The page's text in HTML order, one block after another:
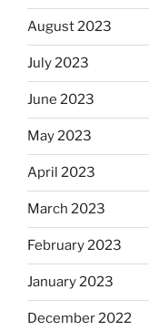
August 2023
July 2023
June 2023
May 2023
April 2023
March 2023
February 2023
January 2023
December 2022